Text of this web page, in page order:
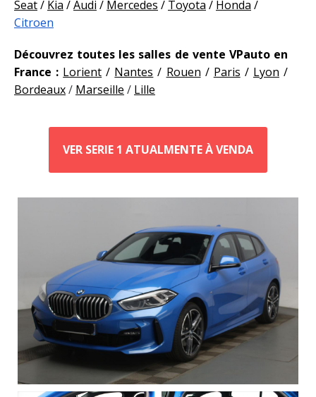
Seat/ Kia /Audi / Mercedes / Toyota / Honda /
Citroen
Découvrez toutes les salles de vente VPauto en
France : Lorient / Nantes / Rouen / Paris / Lyon /
Bordeaux/ Marseille / Lille
VER SERIE 1 ATUALMENTE À VENDA